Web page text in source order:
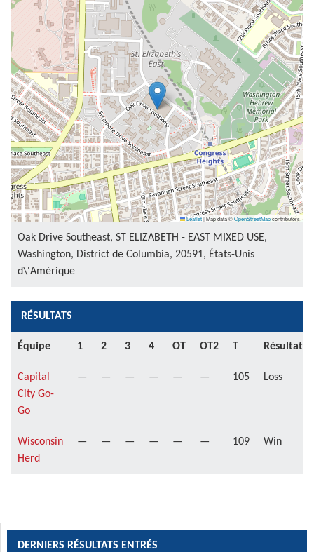
Leaflet|Map data ©OpenStreetMapcontributors
Oak Drive Southeast, ST ELIZABETH - EAST MIXED USE,
Washington, District de Columbia, 20591, États-Unis
d\'Amérique
RÉSULTATS
Équipe 1 2 3 4 OT OT2 T Résultat
Capital
City Go-
Go
— — — — — — 105 Loss
Wisconsin
Herd
— — — — — — 109 Win
DERNIERS RÉSULTATS ENTRÉS